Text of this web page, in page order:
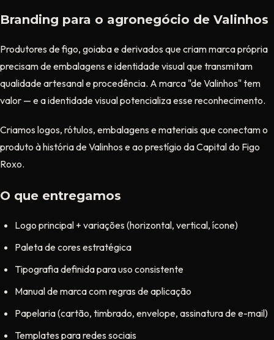
Branding para o agronegócio de Valinhos
Produtores de figo, goiaba e derivados que criam marca própria
precisam de embalagens e identidade visual que transmitam
qualidade artesanal e procedência. A marca "de Valinhos" tem
valor — e a identidade visual potencializa esse reconhecimento.
Criamos logos, rótulos, embalagens e materiais que conectam o
produto à história de Valinhos e ao prestígio da Capital do Figo
Roxo.
O que entregamos
Logo principal + variações (horizontal, vertical, ícone)
Paleta de cores estratégica
Tipografia definida para uso consistente
Manual de marca com regras de aplicação
Papelaria (cartão, timbrado, envelope, assinatura de e-mail)
Templates para redes sociais